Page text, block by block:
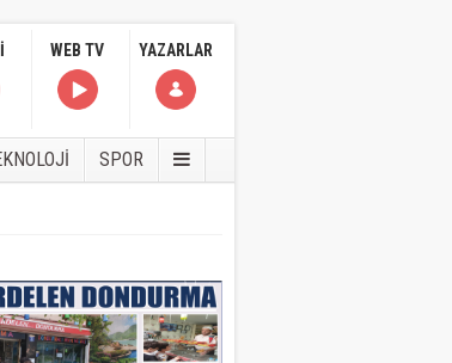
WEB TV YAZARLAR
SPOR